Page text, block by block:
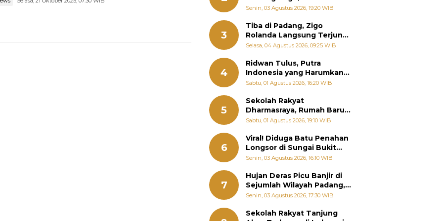
Padang Ungkap Fakta
Senin, 03 Agustus 2026, 19:20 WIB
3
Tiba di Padang, Zigo
Rolanda Langsung Terjun
Bantu Warga Terdampak
Selasa, 04 Agustus 2026, 09:25 WIB
4
Ridwan Tulus, Putra
Indonesia yang Harumkan
Nama Bangsa hingga
Jepang
Sabtu, 01 Agustus 2026, 16:20 WIB
5
Sekolah Rakyat
Dharmasraya, Rumah Baru
268 Anak Menggapai Mimpi
Kemiskinan
Sabtu, 01 Agustus 2026, 19:10 WIB
6
Viral! Diduga Batu Penahan
Longsor di Sungai Bukit
Nago Padang Diambil, Warga
Senin, 03 Agustus 2026, 16:10 WIB
7
Hujan Deras Picu Banjir di
Sejumlah Wilayah Padang,
Fadly Amran Perintahkan
Senin, 03 Agustus 2026, 17:30 WIB
Sekolah Rakyat Tanjung